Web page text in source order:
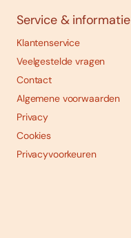
Service & informatie
Klantenservice
Veelgestelde vragen
Contact
Algemene voorwaarden
Privacy
Cookies
Privacyvoorkeuren